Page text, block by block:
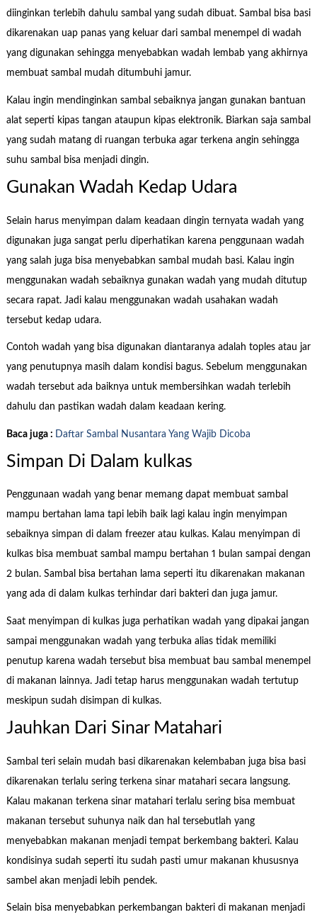
diinginkan terlebih dahulu sambal yang sudah dibuat. Sambal bisa basi
dikarenakan uap panas yang keluar dari sambal menempel di wadah
yang digunakan sehingga menyebabkan wadah lembab yang akhirnya
membuat sambal mudah ditumbuhi jamur.
Kalau ingin mendinginkan sambal sebaiknya jangan gunakan bantuan
alat seperti kipas tangan ataupun kipas elektronik. Biarkan saja sambal
yang sudah matang di ruangan terbuka agar terkena angin sehingga
suhu sambal bisa menjadi dingin.
Gunakan Wadah Kedap Udara
Selain harus menyimpan dalam keadaan dingin ternyata wadah yang
digunakan juga sangat perlu diperhatikan karena penggunaan wadah
yang salah juga bisa menyebabkan sambal mudah basi. Kalau ingin
menggunakan wadah sebaiknya gunakan wadah yang mudah ditutup
secara rapat. Jadi kalau menggunakan wadah usahakan wadah
tersebut kedap udara.
Contoh wadah yang bisa digunakan diantaranya adalah toples atau jar
yang penutupnya masih dalam kondisi bagus. Sebelum menggunakan
wadah tersebut ada baiknya untuk membersihkan wadah terlebih
dahulu dan pastikan wadah dalam keadaan kering.
Baca juga : Daftar Sambal Nusantara Yang Wajib Dicoba
Simpan Di Dalam kulkas
Penggunaan wadah yang benar memang dapat membuat sambal
mampu bertahan lama tapi lebih baik lagi kalau ingin menyimpan
sebaiknya simpan di dalam freezer atau kulkas. Kalau menyimpan di
kulkas bisa membuat sambal mampu bertahan 1 bulan sampai dengan
2 bulan. Sambal bisa bertahan lama seperti itu dikarenakan makanan
yang ada di dalam kulkas terhindar dari bakteri dan juga jamur.
Saat menyimpan di kulkas juga perhatikan wadah yang dipakai jangan
sampai menggunakan wadah yang terbuka alias tidak memiliki
penutup karena wadah tersebut bisa membuat bau sambal menempel
di makanan lainnya. Jadi tetap harus menggunakan wadah tertutup
meskipun sudah disimpan di kulkas.
Jauhkan Dari Sinar Matahari
Sambal teri selain mudah basi dikarenakan kelembaban juga bisa basi
dikarenakan terlalu sering terkena sinar matahari secara langsung.
Kalau makanan terkena sinar matahari terlalu sering bisa membuat
makanan tersebut suhunya naik dan hal tersebutlah yang
menyebabkan makanan menjadi tempat berkembang bakteri. Kalau
kondisinya sudah seperti itu sudah pasti umur makanan khususnya
sambel akan menjadi lebih pendek.
Selain bisa menyebabkan perkembangan bakteri di makanan menjadi